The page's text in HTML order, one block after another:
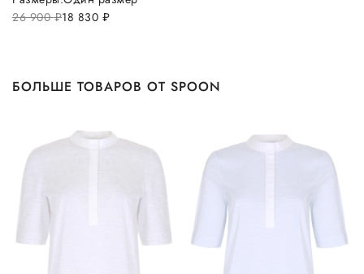
26 900руб.18 830 руб.
БОЛЬШЕ ТОВАРОВ ОТ SPOON